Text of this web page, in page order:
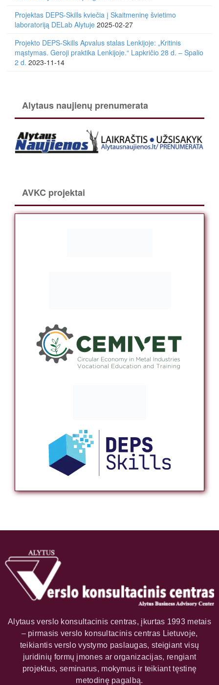
Projektas DEPS-Skills kviečia į Skaitmeninę švietimo
laboratoriją DELab Alytuje 2025-02-27
Projekto DEPS-Skills Apvalus stalas Lenkijoje: „Kritinis
mąstymas. Geroji praktika Lenkijoje.“ Lapkričio 28 d. – Spalio
2 d. 2023-11-14
Alytaus naujienų prenumerata
AVKC projektai
Alytaus verslo konsultacinis centras, įkurtas 1993 metais
– pirmasis verslo konsultacinis centras Lietuvoje,
teikiantis verslo vystymo paslaugas, steigiant visų
juridinių formų įmones ar organizacijas, rengiant
projektus, seminarus, mokymus ir teikiant tęstinę
metodinę pagalbą.